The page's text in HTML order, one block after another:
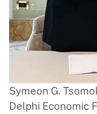
Symeon G.
Delphi Economic